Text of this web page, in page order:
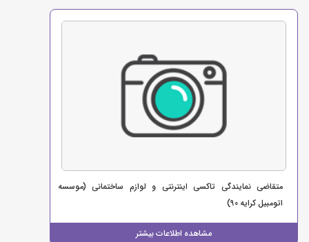
مشاهده اطلاعات بیشتر
متقاضی نمایندگی تاکسی اینترنتی و لوازم ساختمانی (موسسه
اتومبیل کرایه 90)